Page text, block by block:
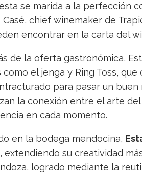
se marida a la perfección
Casé, chief winemaker de
encontrar en la carta del
de la oferta gastronómica,
como el jenga y Ring Toss,
para pasar un
la conexión entre el arte
en cada momento.
en la bodega mendocina,
extendiendo su creatividad
logrado mediante la